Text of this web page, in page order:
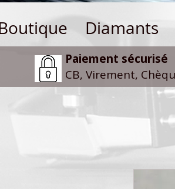
Diamants
Paiement sécurisé
CB, Virement,